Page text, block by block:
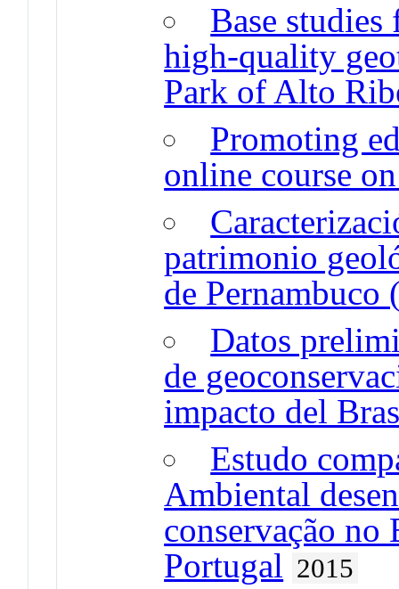
Base
high-quality
Park of Alto
Promoting
online course
patrimonio
de Pernambuco
Datos
de
impacto del
Estudo
Ambiental
conservação no
Portugal 2015